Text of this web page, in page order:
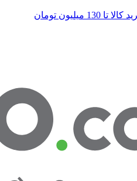
میلیون تومان